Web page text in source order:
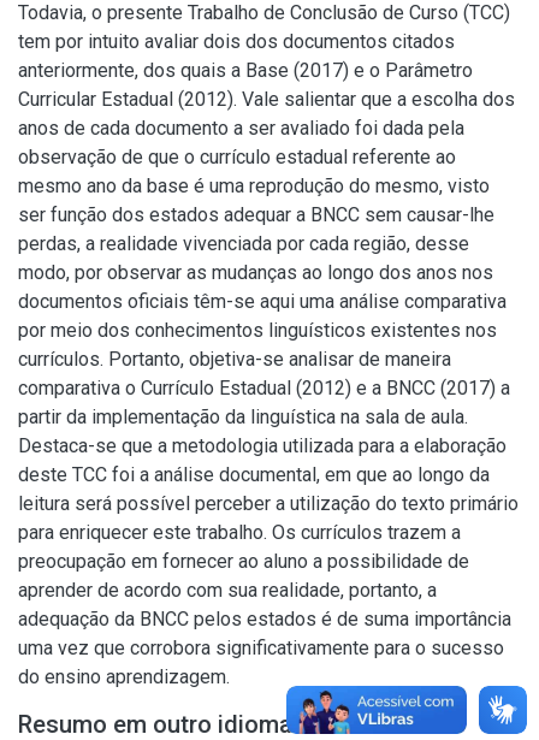
Todavia, o presente Trabalho de Conclusão de Curso (TCC)
tem por intuito avaliar dois dos documentos citados
anteriormente, dos quais a Base (2017) e o Parâmetro
Curricular Estadual (2012). Vale salientar que a escolha dos
anos de cada documento a ser avaliado foi dada pela
observação de que o currículo estadual referente ao
mesmo ano da base é uma reprodução do mesmo, visto
ser função dos estados adequar a BNCC sem causar-lhe
perdas, a realidade vivenciada por cada região, desse
modo, por observar as mudanças ao longo dos anos nos
documentos oficiais têm-se aqui uma análise comparativa
por meio dos conhecimentos linguísticos existentes nos
currículos. Portanto, objetiva-se analisar de maneira
comparativa o Currículo Estadual (2012) e a BNCC (2017) a
partir da implementação da linguística na sala de aula.
Destaca-se que a metodologia utilizada para a elaboração
deste TCC foi a análise documental, em que ao longo da
leitura será possível perceber a utilização do texto primário
para enriquecer este trabalho. Os currículos trazem a
preocupação em fornecer ao aluno a possibilidade de
aprender de acordo com sua realidade, portanto, a
adequação da BNCC pelos estados é de suma importância
uma vez que corrobora significativamente para o sucesso
do ensino aprendizagem.
Resumo em outro idioma